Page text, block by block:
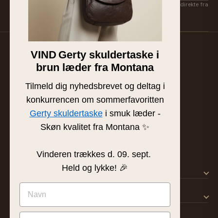
Få nye kollektioner, eksklusive favoritter og inspiration først — direkte fra
Suzan & Lasse. Afmeld når som helst.
Familieejet læder- og skindbutik fra Silkeborg. Hånd-
plukket læder af højeste kvalitet siden 1986.
BUTIK & SHOWROOM
Tværgade 8 · 8600 Silkeborg
info@frejaskind.dk
CVR 12409036
KUNDESERVICE
VIND Gerty skuldertaske i
brun læder fra Montana
Tilmeld dig nyhedsbrevet og deltag i
konkurrencen om sommerfavoritten
Gerty skuldertaskei smuk læder -
Skøn kvalitet fra Montana ✨
Vinderen trækkes d. 09. sept.
Held og lykke! 🎉